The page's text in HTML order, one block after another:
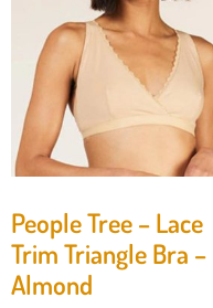
People Tree – Lace
Trim Triangle Bra –
Almond